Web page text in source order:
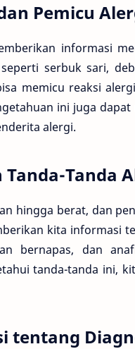
Pemicu
informasi
serbuk sari,
memicu reaksi
ini juga
alergi.
Tanda
hingga berat, dan
kita informasi
bernapas, dan
tanda-tanda ini,
tentang